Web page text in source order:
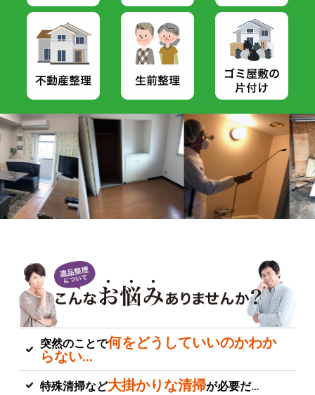
突然のことで何をどうしていいのかわか
らない…
特殊清掃など大掛かりな清掃が必要だ…